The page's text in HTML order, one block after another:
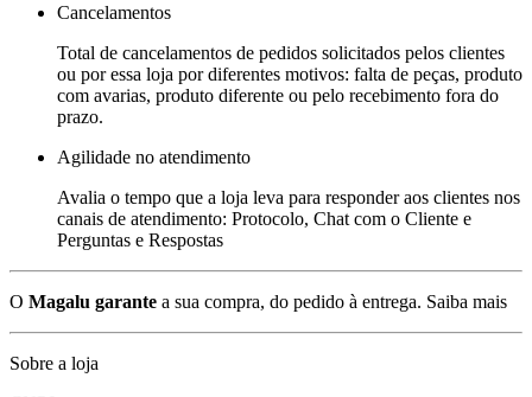
Cancelamentos
Total de cancelamentos de pedidos solicitados pelos clientes
ou por essa loja por diferentes motivos: falta de peças, produto
com avarias, produto diferente ou pelo recebimento fora do
prazo.
Agilidade no atendimento
Avalia o tempo que a loja leva para responder aos clientes nos
canais de atendimento: Protocolo, Chat com o Cliente e
Perguntas e Respostas
O Magalu garante a sua compra, do pedido à entrega. Saiba mais
Sobre a loja